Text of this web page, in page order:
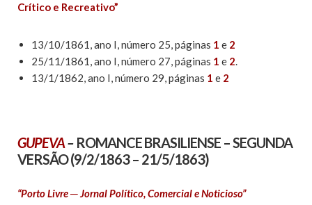
Crítico e Recreativo”
13/10/1861, ano I, número 25, páginas 1 e 2
25/11/1861, ano I, número 27, páginas 1 e 2.
13/1/1862, ano I, número 29, páginas 1 e 2
GUPEVA– ROMANCE BRASILIENSE – SEGUNDA
VERSÃO(9/2/1863 – 21/5/1863)
“Porto Livre ─ Jornal Político, Comercial e Noticioso”